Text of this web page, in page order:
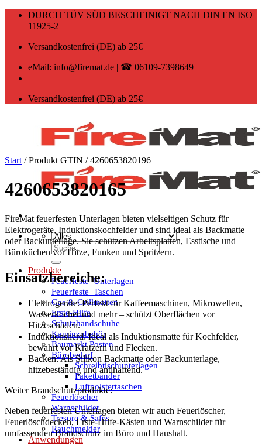
Zum
DURCH TÜV SÜD BESCHEINIGT NACH DIN EN ISO
11925-2
Versandkostenfrei (DE) ab 25€
eMail: info@firemat.de | ☎ 06109-7398649
Versandkostenfrei (DE) ab 25€
Suchen
nach:
Produkte
Feuerfeste_Unterlagen
Feuerfeste_Taschen
Gas & Grillmatten
Erste-Hilfe
Schutzhandschuhe
Kaminzubehör
Baumarkt Posten
Bürobedarf
Schreibtischunterlagen
Paketbänder
Luftpolstertaschen
Feuerlöscher
Warnschilder
Tresore & Safes
Rauchmelder
Anwendungen
Start /Produkt GTIN /4260653820196
4260653820165
FireMat feuerfesten Unterlagen bieten vielseitigen Schutz für
Elektrogeräte, Induktionskochfelder und sind ideal als Backmatte
oder Backunterlage. Sie schützen Arbeitsplatten, Esstische und
Büroküchen vor Hitze, Funken und Spritzern.
Einsatzbereiche:
Elektrogeräte: Perfekt für Kaffeemaschinen, Mikrowellen,
Wasserkocher und mehr – schützt Oberflächen vor
Hitzeschäden.
Induktionsherd: Ideal als Induktionsmatte für Kochfelder,
bewahrt vor Kratzern und Flecken.
Backen: Als Silikon Backmatte oder Backunterlage,
hitzebeständig und antihaftend.
Weiter Brandschutzprodukte:
Neben feuerfesten Unterlagen bieten wir auch Feuerlöscher,
Feuerlöschdecken, Erste-Hilfe-Kästen und Warnschilder für
umfassenden Brandschutz im Büro und Haushalt.